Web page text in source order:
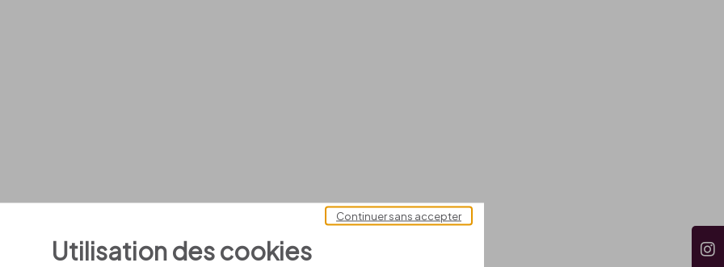
Utilisation des cookies
Continuer sans accepter